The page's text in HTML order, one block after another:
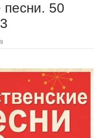
песни. 50